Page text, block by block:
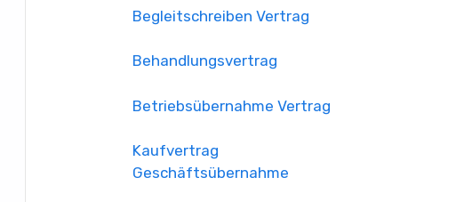
Begleitschreiben Vertrag
Behandlungsvertrag
Betriebsübernahme Vertrag
Kaufvertrag
Geschäftsübernahme